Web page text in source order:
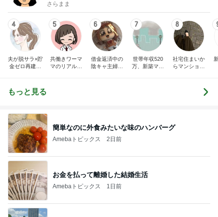
さらまま
4
夫が脱サラ×貯
金ゼロ再建｜
5
共働きワーマ
マのリアル日
6
借金返済中の
陰キャ主婦サ
7
世帯年収520
万、新築マン
8
社宅住まいか
らマンション
もっと見る
簡単なのに外食みたいな味のハンバーグ
Amebaトピックス 2日前
お金を払って離婚した結婚生活
Amebaトピックス 1日前